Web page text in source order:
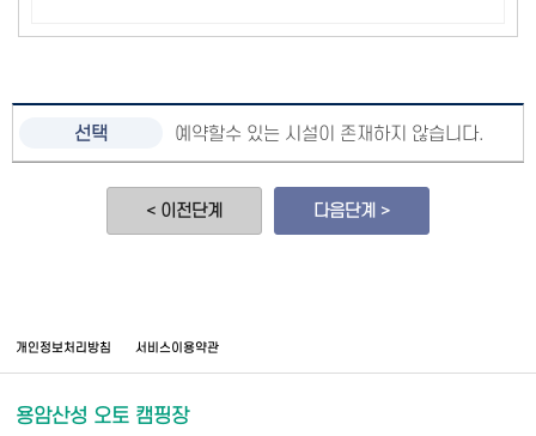
예약할수 있는 시설이 존재하지 않습니다.
< 이전단계 다음단계 >
개인정보처리방침 서비스이용약관
용암산성 오토 캠핑장